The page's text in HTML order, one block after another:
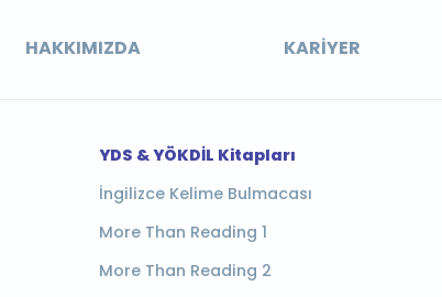
HAKKIMIZDA KARIYER
YDS & YÖKDİL Kitapları
İngilizce Kelime Bulmacası
More Than Reading 1
More Than Reading 2